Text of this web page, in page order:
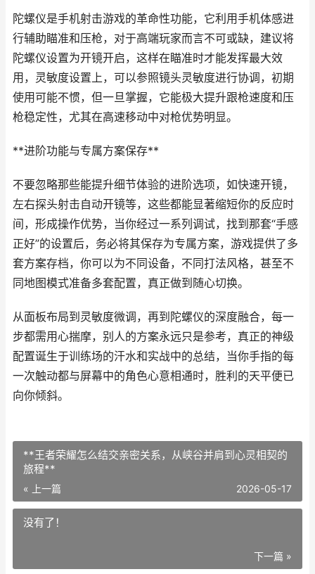
陀螺仪是手机射击游戏的革命性功能，它利用手机体感进
行辅助瞄准和压枪，对于高端玩家而言不可或缺，建议将
陀螺仪设置为开镜开启，这样在瞄准时才能发挥最大效
用，灵敏度设置上，可以参照镜头灵敏度进行协调，初期
使用可能不惯，但一旦掌握，它能极大提升跟枪速度和压
枪稳定性，尤其在高速移动中对枪优势明显。
**进阶功能与专属方案保存**
不要忽略那些能提升细节体验的进阶选项，如快速开镜，
左右探头射击自动开镜等，这些都能显著缩短你的反应时
间，形成操作优势，当你经过一系列调试，找到那套“手感
正好”的设置后，务必将其保存为专属方案，游戏提供了多
套方案存档，你可以为不同设备，不同打法风格，甚至不
同地图模式准备多套配置，真正做到随心切换。
从面板布局到灵敏度微调，再到陀螺仪的深度融合，每一
步都需用心揣摩，别人的方案永远只是参考，真正的神级
配置诞生于训练场的汗水和实战中的总结，当你手指的每
一次触动都与屏幕中的角色心意相通时，胜利的天平便已
向你倾斜。
**王者荣耀怎么结交亲密关系，从峡谷并肩到心灵相契的
旅程**
« 上一篇 2026-05-17
没有了！
下一篇 »